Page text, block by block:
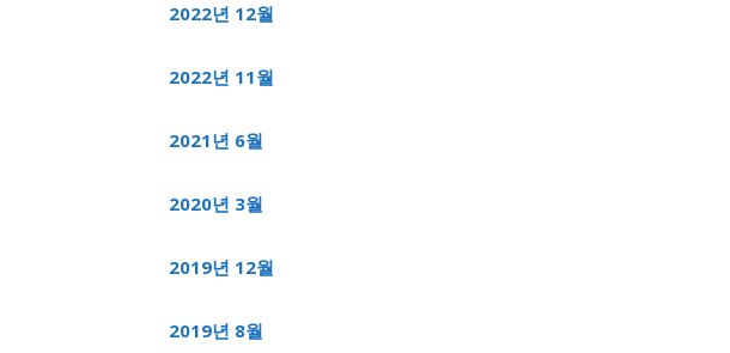
2022년 12월
2022년 11월
2021년 6월
2020년 3월
2019년 12월
2019년 8월